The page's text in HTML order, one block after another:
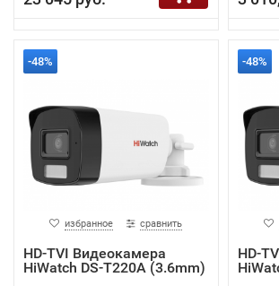
-48%
избранное сравнить
HD-TVI Видеокамера
HiWatch DS-T220A (3.6mm)
-48%
HD-